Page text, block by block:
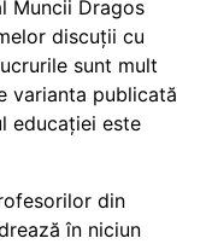
Muncii Dragos
discuții cu
sunt mult
varianta publicată
educației este
din
în niciun